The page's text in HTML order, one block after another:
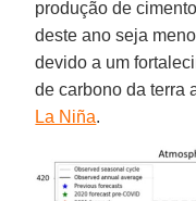
produção de
deste ano seja
devido a um
de carbono da terra
La Niña.